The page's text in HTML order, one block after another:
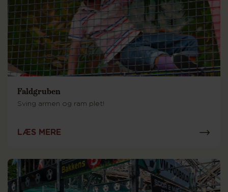
Faldgruben
Sving armen og ram plet!
LÆS MERE